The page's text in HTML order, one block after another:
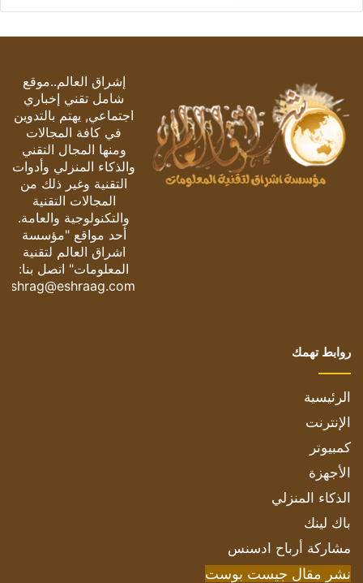
إشراق العالم..موقع
شامل تقني إخباري
اجتماعي, يهتم بالتدوين
في كافة المجالات
ومنها المجال التقني
والذكاء المنزلي وأدوات
التقنية وغير ذلك من
المجالات التقنية
والتكنولوجية والعامة.
أحد مواقع "مؤسسة
اشراق العالم لتقنية
المعلومات" اتصل بنا:
eshrag@eshraag.com
روابط تهمك
الرئيسية
الإنترنت
كمبيوتر
الأجهزة
الذكاء المنزلي
باك لينك
مشاركة أرباح ادسنس
نشر مقال جيست بوست